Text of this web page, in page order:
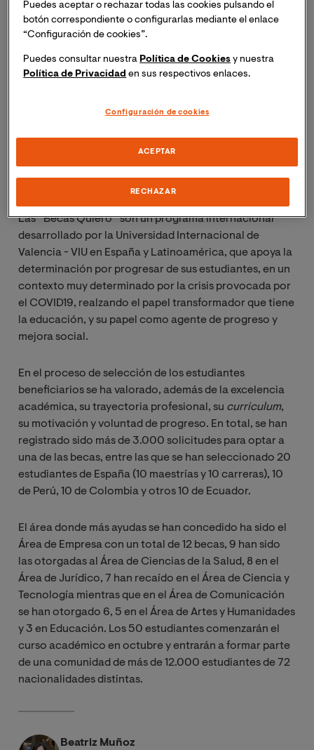
Valencia, 7 de agosto de 2020.
nombre de los 50 estudiantes beneficiarios de las
‘’Becas Quiero", un programa internacional de 50
del cual la Universidadonlinefinanciará el 100% de la
estudiantes de España, Ecuador, Colombia y Perú,
países donde la universidad cuenta con gran volumen
Las ‘’Becas Quiero’’ son un programa internacional
desarrollado por la Universidad Internacional de
Valencia - VIU en España y Latinoamérica, que apoya la
determinación por progresar de sus estudiantes, en un
contexto muy determinado por la crisis provocada por
el COVID19, realzando el papel transformador que tiene
la educación, y su papel como agente de progreso y
mejora social.
En el proceso de selección de los estudiantes
beneficiarios se ha valorado, además de la excelencia
académica, su trayectoria profesional, su curriculum,
su motivación y voluntad de progreso. En total, se han
registrado sido más de 3.000 solicitudes para optar a
una de las becas, entre las que se han seleccionado 20
estudiantes de España (10 maestrías y 10 carreras), 10
de Perú, 10 de Colombia y otros 10 de Ecuador.
El área donde más ayudas se han concedido ha sido el
Área de Empresa con un total de 12 becas, 9 han sido
las otorgadas al Área de Ciencias de la Salud, 8 en el
Área de Jurídico, 7 han recaído en el Área de Ciencia y
Tecnología mientras que en el Área de Comunicación
se han otorgado 6, 5 en el Área de Artes y Humanidades
y 3 en Educación. Los 50 estudiantes comenzarán el
curso académico en octubre y entrarán a formar parte
de una comunidad de más de 12.000 estudiantes de 72
nacionalidades distintas.
Beatriz Muñoz
Puedes aceptar o rechazar todas las cookies pulsando el
botón correspondiente o configurarlas mediante el enlace
“Configuración de cookies”.
Puedes consultar nuestra Política de Cookies y nuestra
Política de Privacidad en sus respectivos enlaces.
Configuración de cookies
RECHAZAR
ACEPTAR